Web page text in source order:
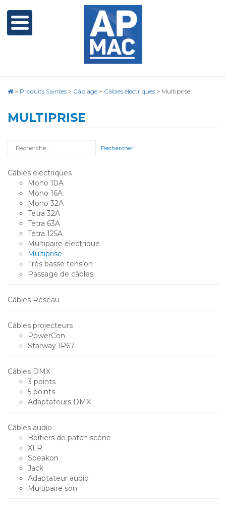
> Produits Saintes > Câblage > Câbles éléctriques > Multiprise
MULTIPRISE
Rechercher
Câbles éléctriques
Mono 10A
Mono 16A
Mono 32A
Tétra 32A
Tétra 63A
Tétra 125A
Multipaire électrique
Multiprise
Très basse tension
Passage de câbles
Câbles Réseau
Câbles projecteurs
PowerCon
Starway IP67
Câbles DMX
3 points
5 points
Adaptateurs DMX
Câbles audio
Boîtiers de patch scène
XLR
Speakon
Jack
Adaptateur audio
Multipaire son